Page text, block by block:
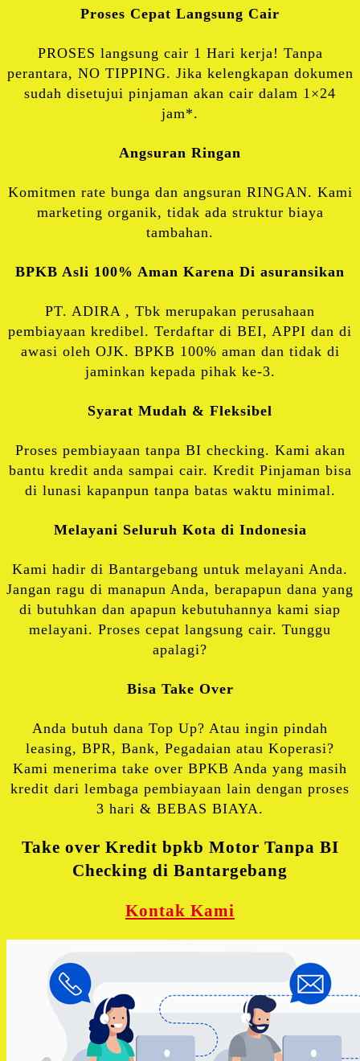
Proses Cepat Langsung Cair
PROSES langsung cair 1 Hari kerja! Tanpa
perantara, NO TIPPING. Jika kelengkapan dokumen
sudah disetujui pinjaman akan cair dalam 1×24
jam*.
Angsuran Ringan
Komitmen rate bunga dan angsuran RINGAN. Kami
marketing organik, tidak ada struktur biaya
tambahan.
BPKB Asli 100% Aman Karena Di asuransikan
PT. ADIRA , Tbk merupakan perusahaan
pembiayaan kredibel. Terdaftar di BEI, APPI dan di
awasi oleh OJK. BPKB 100% aman dan tidak di
jaminkan kepada pihak ke-3.
Syarat Mudah & Fleksibel
Proses pembiayaan tanpa BI checking. Kami akan
bantu kredit anda sampai cair. Kredit Pinjaman bisa
di lunasi kapanpun tanpa batas waktu minimal.
Melayani Seluruh Kota di Indonesia
Kami hadir di Bantargebang untuk melayani Anda.
Jangan ragu di manapun Anda, berapapun dana yang
di butuhkan dan apapun kebutuhannya kami siap
melayani. Proses cepat langsung cair. Tunggu
apalagi?
Bisa Take Over
Anda butuh dana Top Up? Atau ingin pindah
leasing, BPR, Bank, Pegadaian atau Koperasi?
Kami menerima take over BPKB Anda yang masih
kredit dari lembaga pembiayaan lain dengan proses
3 hari & BEBAS BIAYA.
Take over Kredit bpkb Motor Tanpa BI
Checking di Bantargebang
Kontak Kami